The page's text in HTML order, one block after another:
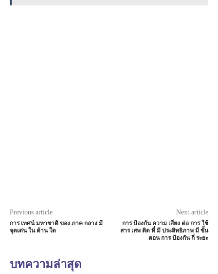
Previous article
การ เทศน์ มหาชาติ ของ ภาค กลาง มี
จุดเด่น ใน ด้าน ใด
Next article
การ ป้องกัน ความ เสี่ยง ต่อ การ ใช้
สาร เสพ ติด ที่ มี ประสิทธิภาพ มี ขั้น
ตอน การ ป้องกัน กี่ ระยะ
บทความล่าสุด